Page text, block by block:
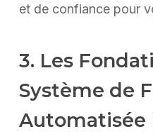
et de confiance pour
3. Les
Système de
Automatisée